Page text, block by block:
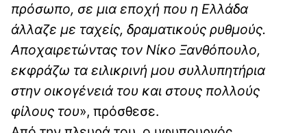
πρόσωπο, σε μια εποχή που η Ελλάδα
άλλαζε με ταχείς, δραματικούς ρυθμούς.
Αποχαιρετώντας τον Νίκο Ξανθόπουλο,
εκφράζω τα ειλικρινή μου συλλυπητήρια
στην οικογένειά του και στους πολλούς
φίλους του», πρόσθεσε.